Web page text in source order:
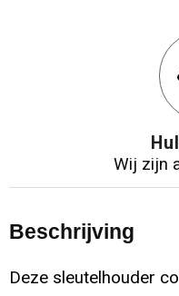
Wij zijn
Beschrijving
Deze sleutelhouder